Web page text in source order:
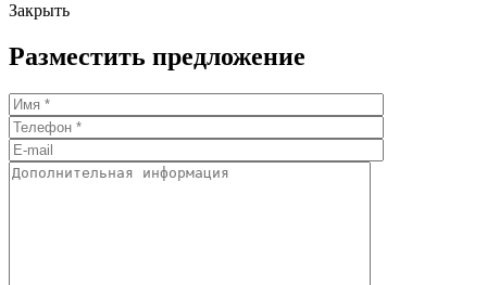
Закрыть
Разместить предложение